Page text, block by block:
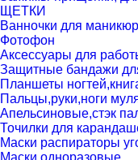
ЩЕТКИ
Ванночки для
Фотофон
Аксессуары для
Защитные бандажи
Планшеты
Пальцы,руки,ноги
Апельсиновые,стэк
Точилки для
Маски распираторы
Маски одноразовые